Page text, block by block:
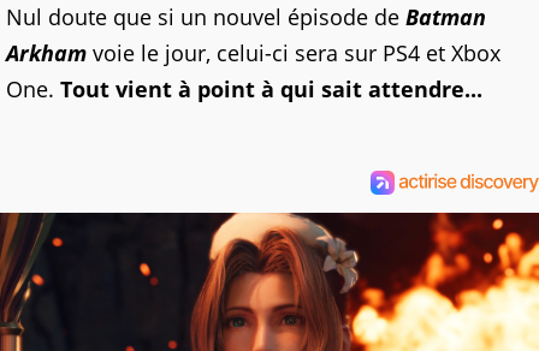
Nul doute que si un nouvel épisode de Batman
Arkham voie le jour, celui-ci sera sur PS4 et Xbox
One. Tout vient à point à qui sait attendre...